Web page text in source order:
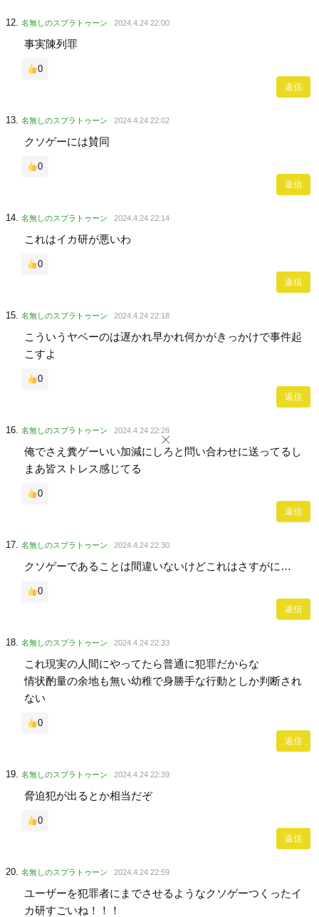
名無しのスプラトゥーン 2024.4.24 22:00
事実陳列罪
0
返信
名無しのスプラトゥーン 2024.4.24 22:02
クソゲーには賛同
0
返信
名無しのスプラトゥーン 2024.4.24 22:14
これはイカ研が悪いわ
0
返信
名無しのスプラトゥーン 2024.4.24 22:18
こういうヤベーのは遅かれ早かれ何かがきっかけで事件起
こすよ
0
返信
名無しのスプラトゥーン 2024.4.24 22:28
俺でさえ糞ゲーいい加減にしろと問い合わせに送ってるし
まあ皆ストレス感じてる
0
返信
名無しのスプラトゥーン 2024.4.24 22:30
クソゲーであることは間違いないけどこれはさすがに…
0
返信
名無しのスプラトゥーン 2024.4.24 22:33
これ現実の人間にやってたら普通に犯罪だからな
情状酌量の余地も無い幼稚で身勝手な行動としか判断され
ない
0
返信
名無しのスプラトゥーン 2024.4.24 22:39
脅迫犯が出るとか相当だぞ
0
返信
名無しのスプラトゥーン 2024.4.24 22:59
ユーザーを犯罪者にまでさせるようなクソゲーつくったイ
カ研すごいね！！！